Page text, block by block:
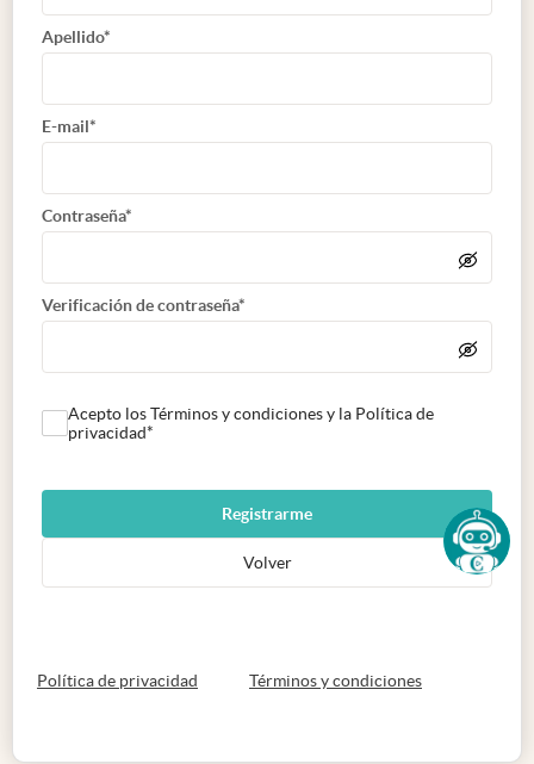
Apellido*
E-mail*
Contraseña*
Verificación de contraseña*
Acepto los Términos y condiciones y la Política de
privacidad*
Registrarme
Volver
Política de privacidad abre en nueva pestaña
Términos y condicionesabre en nueva